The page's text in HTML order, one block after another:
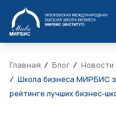
МИРБИС
Главная Блог
Новости
Школа бизнеса МИРБИС
рейтинге лучших бизнес-